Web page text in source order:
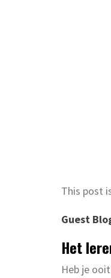
This post
Guest
Het
Heb je